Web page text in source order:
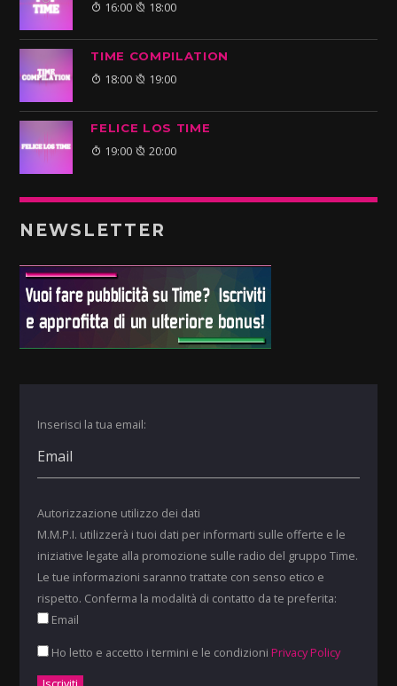
16:00 18:00
TIME COMPILATION
18:00 19:00
FELICE LOS TIME
19:00 20:00
NEWSLETTER
Inserisci la tua email:
Autorizzazione utilizzo dei dati
M.M.P.I. utilizzerà i tuoi dati per informarti sulle offerte e le
iniziative legate alla promozione sulle radio del gruppo Time.
Le tue informazioni saranno trattate con senso etico e
rispetto. Conferma la modalità di contatto da te preferita:
Email
Ho letto e accetto i termini e le condizioni Privacy Policy